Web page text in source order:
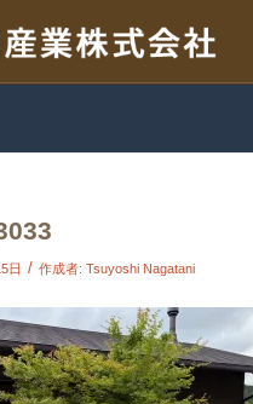
日 / 作成者: Tsuyoshi Nagatani